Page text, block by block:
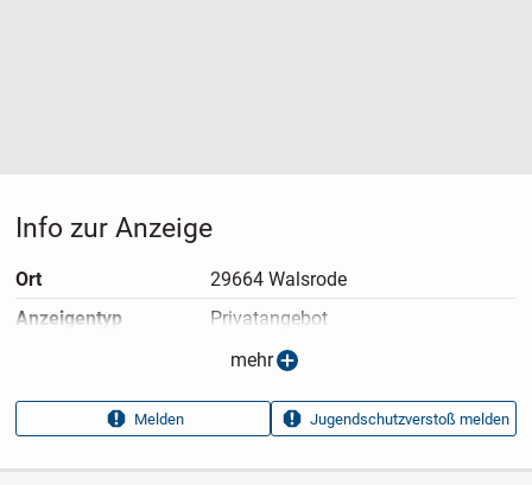
Info zur Anzeige
Ort
29664 Walsrode
Anzeigen­typ
Privatangebot
08.07.2026
Anzeigen­kennung
4708c312
Aufrufe dieser
134
mehr
Melden Jugendschutzverstoß melden